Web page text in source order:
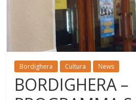
Bordighera Cultura News
BORDIGHERA –